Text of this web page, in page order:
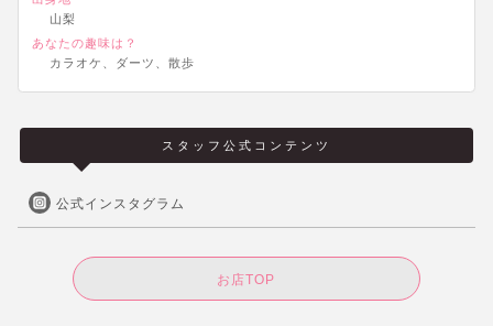
山梨
あなたの趣味は？
カラオケ、ダーツ、散歩
スタッフ公式コンテンツ
公式インスタグラム
お店TOP